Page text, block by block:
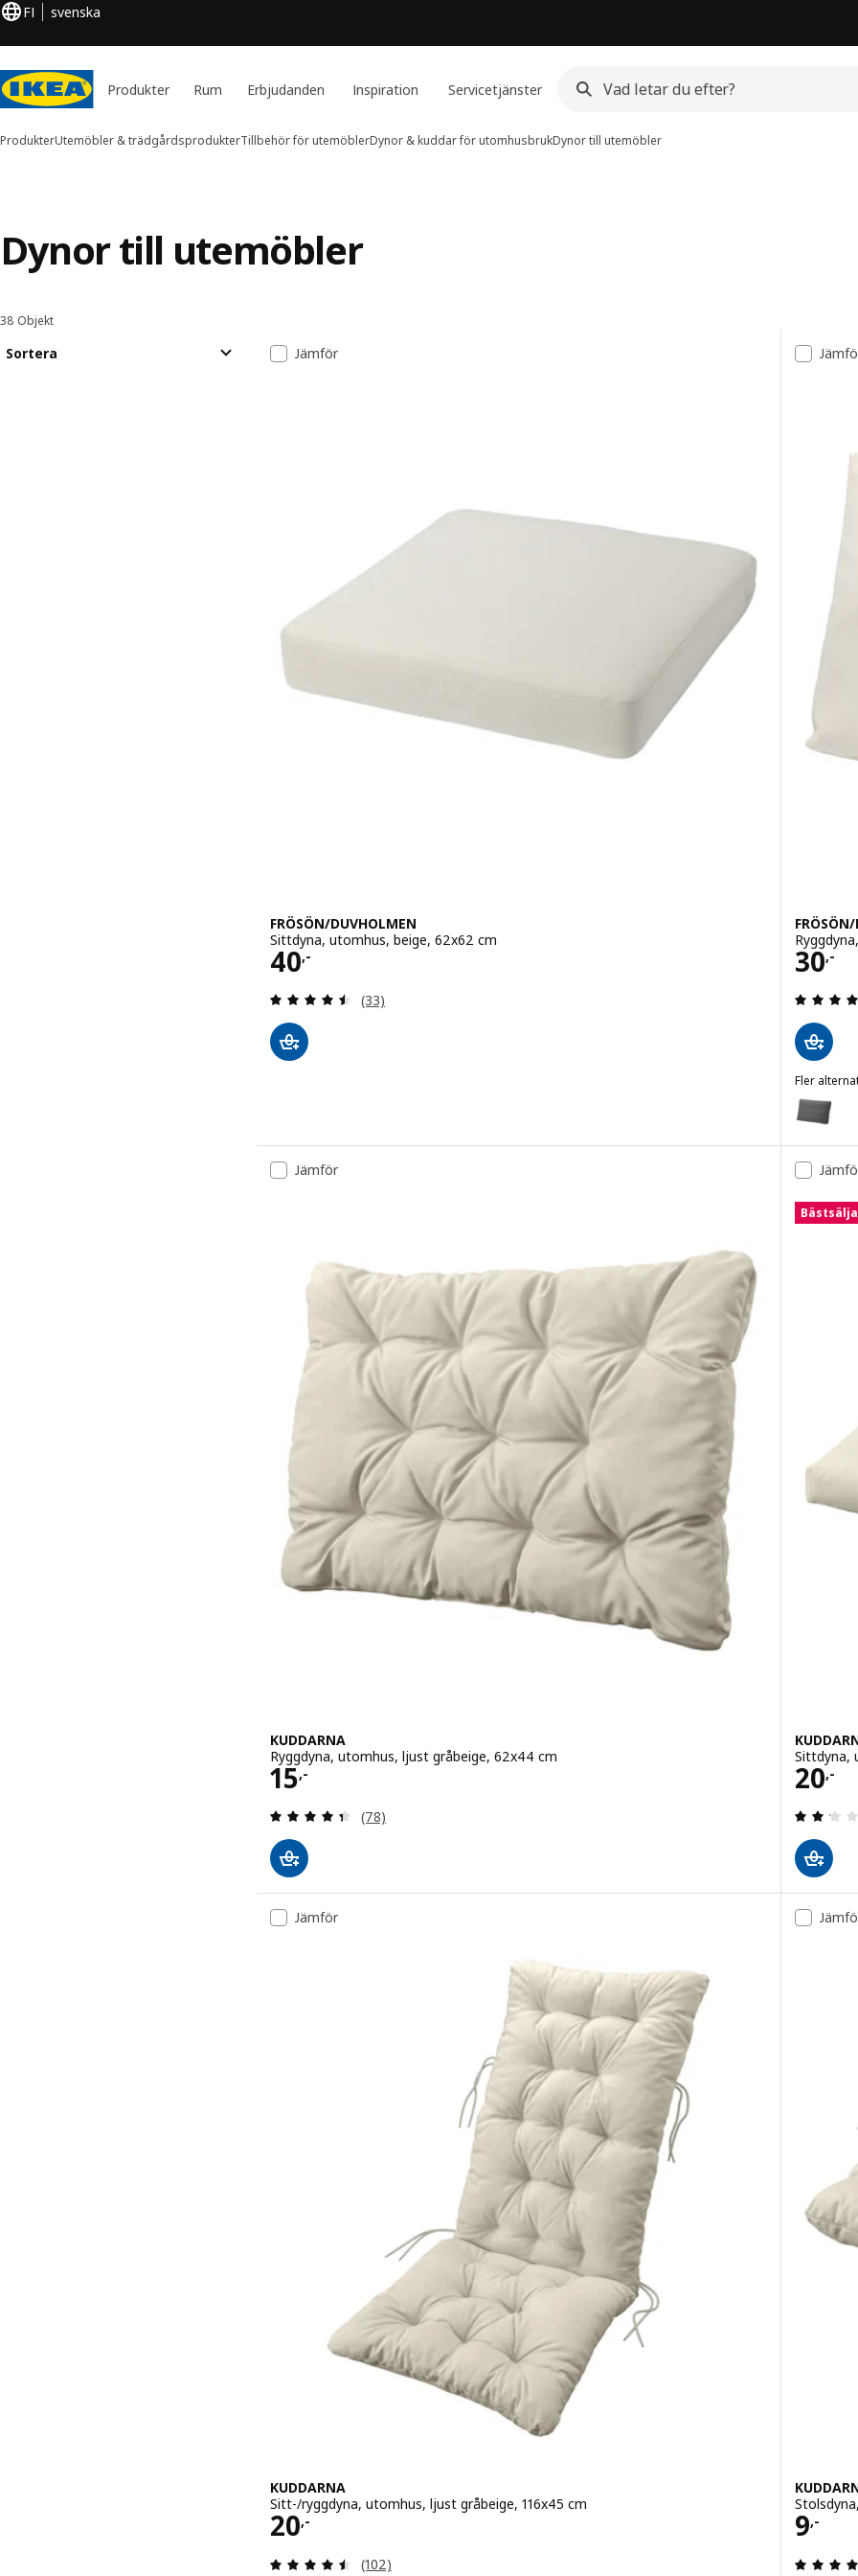
FI svenska
Produkter Rum Erbjudanden Inspiration Servicetjänster
ProdukterUtemöbler & trädgårdsprodukterTillbehör för utemöblerDynor & kuddar för utomhusbrukDynor till utemöbler
Dynor till utemöbler
Sortera och filtrera
38 Objekt
Sortera Resultatlista
Jämför
FRÖSÖN/DUVHOLMEN
Sittdyna, utomhus, beige, 62x62 cm
40,-
Pris 40,-
Recension: 4.5 utanför 5 stjärnor. Totalt antal recensioner:
(33)
30,-
Pris
Fler
FRÖSÖN/
Jämför
KUDDARNA
Ryggdyna, utomhus, ljust gråbeige, 62x44 cm
15,-
Pris 15,-
Recension: 4.4 utanför 5 stjärnor. Totalt antal recensioner:
(78)
Sittdyna,
20,-
Pris
Jämför
KUDDARNA
Sitt-/ryggdyna, utomhus, ljust gråbeige, 116x45 cm
20,-
Pris 20,-
Recension: 4.5 utanför 5 stjärnor. Totalt antal recensioner:
(102)
9,-
Pris